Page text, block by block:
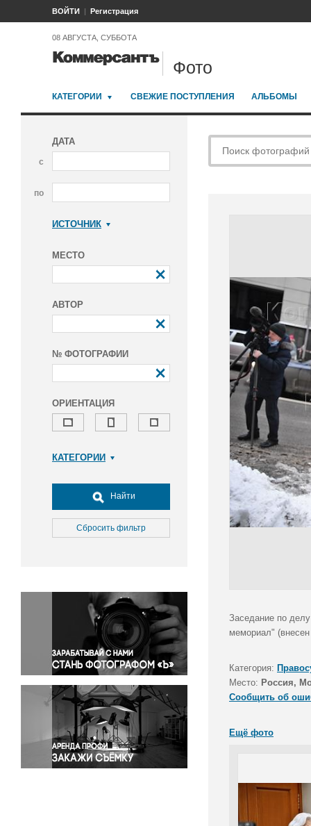
ВОЙТИ Регистрация
08 АВГУСТА, СУББОТА
Фото
КАТЕГОРИИ СВЕЖИЕ ПОСТУПЛЕНИЯ АЛЬБОМЫ
ДАТА
с
по
ИСТОЧНИК
МЕСТО
АВТОР
№ ФОТОГРАФИИ
ОРИЕНТАЦИЯ
КАТЕГОРИИ
Досуг, туризм и отдых
Культура
Медицина
Окружающая среда
Политика
Правосудие
Происшествия и конфликты
Религия
Светская жизнь
Спорт
Экология
Экономика и бизнес
Найти
Сбросить фильтр
Заседание по
мемориал"
Категория:
Место: Россия,
Сообщить об
Ещё фото